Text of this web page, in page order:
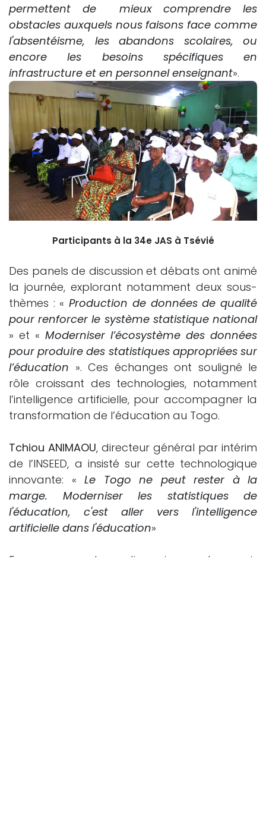
permettent de mieux comprendre les
obstacles auxquels nous faisons face comme
l'absentéisme, les abandons scolaires, ou
encore les besoins spécifiques en
infrastructure et en personnel enseignant».
Participants à la 34e JAS à Tsévié
Des panels de discussion et débats ont animé
la journée, explorant notamment deux sous-
thèmes : «Production de données de qualité
pour renforcer le système statistique national
» et « Moderniser l’écosystème des données
pour produire des statistiques appropriées sur
l’éducation ». Ces échanges ont souligné le
rôle croissant des technologies, notamment
l’intelligence artificielle, pour accompagner la
transformation de l’éducation au Togo.
Tchiou ANIMAOU, directeur général par intérim
de l’INSEED, a insisté sur cette technologique
innovante: « Le Togo ne peut rester à la
marge. Moderniser les statistiques de
l'éducation, c'est aller vers l'intelligence
artificielle dans l'éducation»
En marge des discussions, des prix